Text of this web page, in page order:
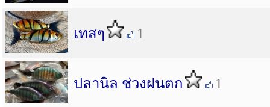
เทสๆ 1
ปลานิล ช่วงฝนตก 1